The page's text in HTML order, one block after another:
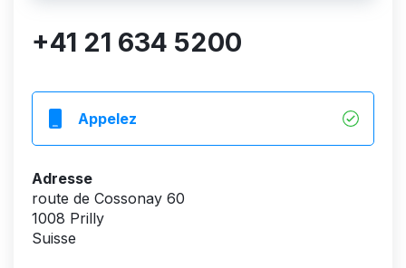
+41 21 634 5200
Appelez
Adresse
route de Cossonay 60
1008 Prilly
Suisse